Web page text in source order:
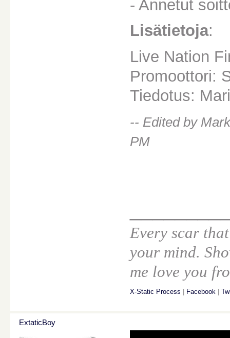
- Annetut
Lisätietoja:
Live Nation
Promoottori:
Tiedotus:
-- Edited by
PM
Every scar
your mind.
me love you
X-Static Process Facebook
ExtaticBoy